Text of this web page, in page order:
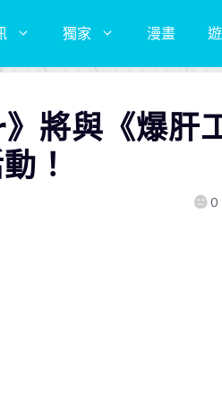
獨家 漫畫
將與《爆肝
！
0